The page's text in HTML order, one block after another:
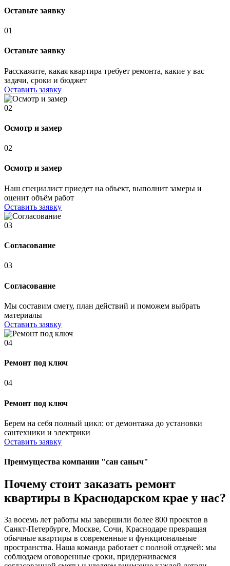
Оставьте заявку
01
Оставьте заявку
Расскажите, какая квартира требует ремонта, какие у вас
задачи, сроки и бюджет
Оставить заявку
02
Осмотр и замер
02
Осмотр и замер
Наш специалист приедет на объект, выполнит замеры и
оценит объём работ
Оставить заявку
03
Согласование
03
Согласование
Мы составим смету, план действий и поможем выбрать
материалы
Оставить заявку
04
Ремонт под ключ
04
Ремонт под ключ
Берем на себя полный цикл: от демонтажа до установки
сантехники и электрики
Оставить заявку
Преимущества компании "сан саныч"
Почему стоит заказать ремонт
квартиры в Краснодарском крае у нас?
За восемь лет работы мы завершили более 800 проектов в
Санкт-Петербурге, Москве, Сочи, Краснодаре превращая
обычные квартиры в современные и функциональные
пространства. Наша команда работает с полной отдачей: мы
соблюдаем оговоренные сроки, придерживаемся